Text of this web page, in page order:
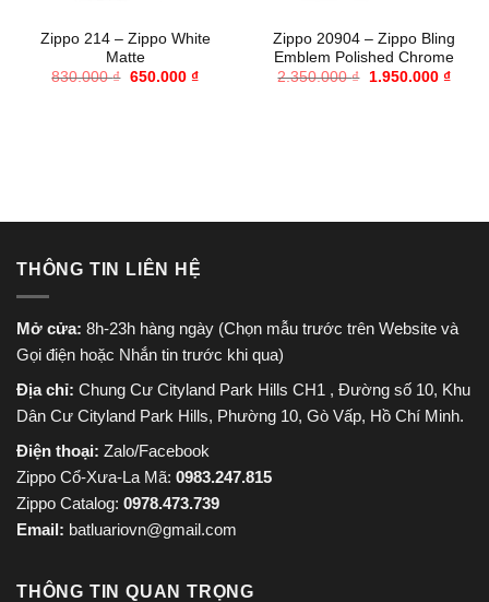
Zippo 214 – Zippo White
Matte
830.000₫ Giá
650.000 ₫Giá
Zippo 20904 – Zippo Bling
Emblem Polished Chrome
2.350.000₫
Giá
1.950.000 ₫Giá
THÔNG TIN LIÊN HỆ
Mở cửa: 8h-23h hàng ngày (Chọn mẫu trước trên Website và
Gọi điện hoặc Nhắn tin trước khi qua)
Địa chỉ: Chung Cư Cityland Park Hills CH1 , Đường số 10, Khu
Dân Cư Cityland Park Hills, Phường 10, Gò Vấp, Hồ Chí Minh.
Điện thoại: Zalo/Facebook
Zippo Cổ-Xưa-La Mã: 0983.247.815
Zippo Catalog: 0978.473.739
Email: batluariovn@gmail.com
THÔNG TIN QUAN TRỌNG